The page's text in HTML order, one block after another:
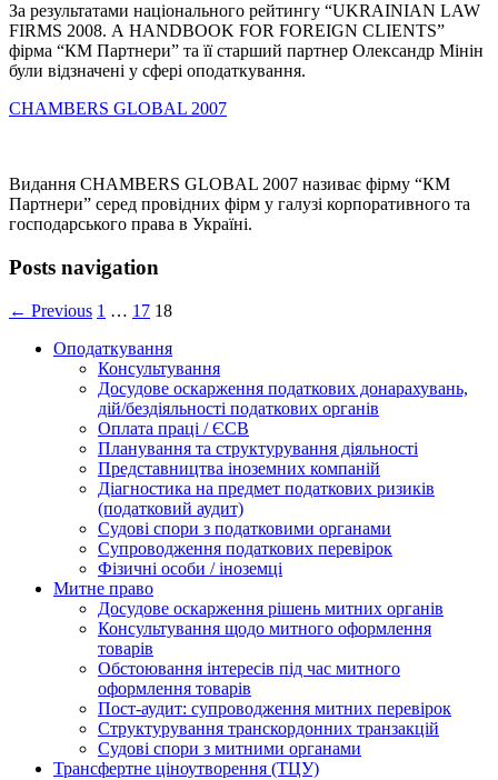
За результатами національного рейтингу “UKRAINIAN LAW
FIRMS 2008. А HANDBOOK FOR FOREIGN CLIENTS”
фірма “КМ Партнери” та її старший партнер Олександр Мінін
були відзначені у сфері оподаткування.
CHAMBERS GLOBAL 2007
Видання СHAMBERS GLOBAL 2007 називає фірму “КМ
Партнери” серед провідних фірм у галузі корпоративного та
господарського права в Україні.
Posts navigation
← Previous 1 … 17 18
Оподаткування
Консультування
Досудове оскарження податкових донарахувань,
дій/бездіяльності податкових органів
Оплата праці / ЄСВ
Планування та структурування діяльності
Представництва іноземних компаній
Діагностика на предмет податкових ризиків
(податковий аудит)
Судові спори з податковими органами
Супроводження податкових перевірок
Фізичні особи / іноземці
Митне право
Досудове оскарження рішень митних органів
Консультування щодо митного оформлення
товарів
Обстоювання інтересів під час митного
оформлення товарів
Пост-аудит: супроводження митних перевірок
Структурування транскордонних транзакцій
Судові спори з митними органами
Трансфертне ціноутворення (ТЦУ)